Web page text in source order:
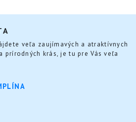
veľa zaujímavých a atraktívnych
prírodných krás, je tu pre Vás veľa